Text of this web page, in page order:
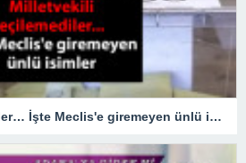
Milletvekili seçilemediler… İşte Meclis'e giremeyen ünlü isimler